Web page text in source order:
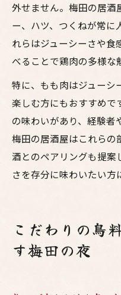
外せません。梅田の居酒
ー、ハツ、つくねが常に
れらはジューシーさや食
べることで鶏肉の多様な
特に、もも肉はジューシ
楽しむ方にもおすすめで
の味わいがあり、経験者
梅田の居酒屋はこれらの
酒とのペアリングも提案
さを存分に味わいたい方
こだわりの鳥
す梅田の夜